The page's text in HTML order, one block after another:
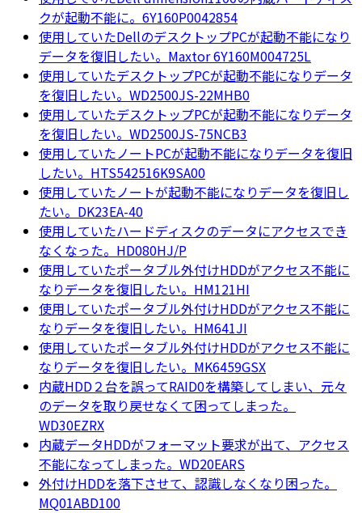
クが起動不能に。6Y160P0042854
使用していたDellのデスクトップPCが起動不能になり
データを復旧したい。Maxtor 6Y160M004725L
使用していたデスクトップPCが起動不能になりデータ
を復旧したい。WD2500JS-22MHB0
使用していたデスクトップPCが起動不能になりデータ
を復旧したい。WD2500JS-75NCB3
使用していたノートPCが起動不能になりデータを復旧
したい。HTS542516K9SA00
使用していたノートが起動不能になりデータを復旧し
たい。DK23EA-40
使用していたハードディスクのデータにアクセスでき
なくなった。HD080HJ/P
使用していたポータブル外付けHDDがアクセス不能に
なりデータを復旧したい。HM121HI
使用していたポータブル外付けHDDがアクセス不能に
なりデータを復旧したい。HM641JI
使用していたポータブル外付けHDDがアクセス不能に
なりデータを復旧したい。MK6459GSX
内蔵HDD２台を誤ってRAID0を構築してしまい、元々
のデータを取り戻せなくて困ってしまった。
WD30EZRX
内蔵データHDDがフォーマット要求が出て、アクセス
不能になってしまった。WD20EARS
外付けHDDを落下させて、認識しなくなり困った。
MQ01ABD100